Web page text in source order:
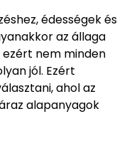
édességek és
az állaga
nem minden
jól. Ezért
ahol az
alapanyagok